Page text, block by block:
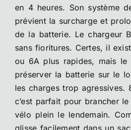
en 4 heures. Son système
prévient la surcharge et
de la batterie. Le chargeur
sans fioritures. Certes, il
ou 6A plus rapides, mais le
préserver la batterie sur le
les charges trop agressives.
c’est parfait pour brancher
vélo plein le lendemain.